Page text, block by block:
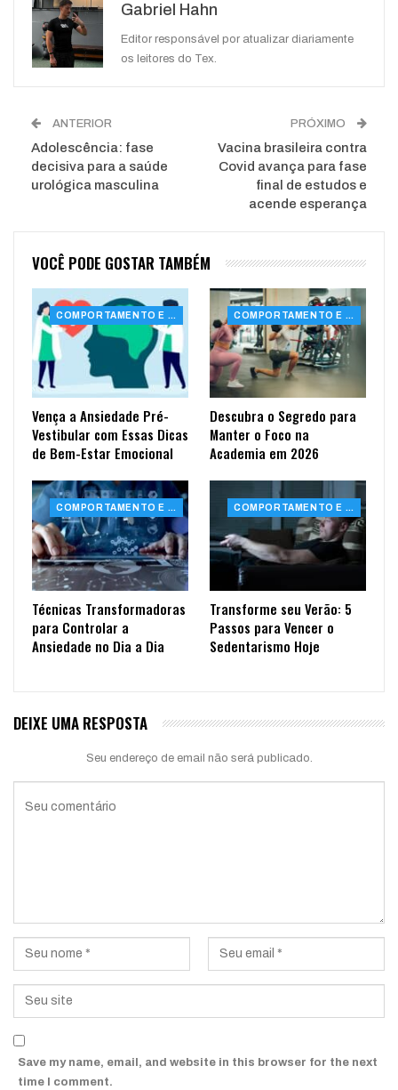
WhatsApp
Gabriel Hahn
Editor responsável por atualizar diariamente
os leitores do Tex.
ANTERIOR
Adolescência: fase
decisiva para a saúde
urológica masculina
PRÓXIMO
Vacina brasileira contra
Covid avança para fase
final de estudos e
acende esperança
VOCÊ PODE GOSTAR TAMBÉM
COMPORTAMENTO E SAÚDE
Vença a Ansiedade Pré-
Vestibular com Essas Dicas
de Bem-Estar Emocional
COMPORTAMENTO E SAÚDE
Descubra o Segredo para
Manter o Foco na
Academia em 2026
COMPORTAMENTO E SAÚDE
Técnicas Transformadoras
para Controlar a
Ansiedade no Dia a Dia
COMPORTAMENTO E SAÚDE
Transforme seu Verão: 5
Passos para Vencer o
Sedentarismo Hoje
DEIXE UMA RESPOSTA
Seu endereço de email não será publicado.
Save my name, email, and website in this browser for the next
time I comment.